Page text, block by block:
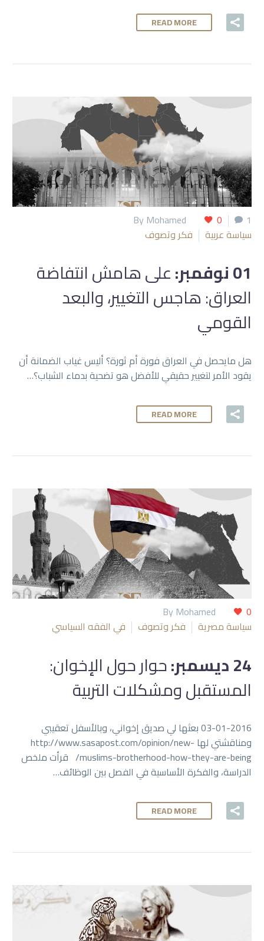
READ MORE
1
0
By Mohamed
سياسة عربية
فكر وتصوف
01 نوفمبر:
على هامش انتفاضة
العراق: هاجس التغيير، والبعد
القومي
هل مايحصل في العراق فورة أم ثورة؟ أليس غياب الضمانة أن
يقود الأمر لتغيير حقيقي للأفضل هو تضحية بدماء الشباب؟…
READ MORE
0
By Mohamed
سياسة مصرية
فكر وتصوف في الفقه السياسي
24 ديسمبر:
حوار حول الإخوان:
المستقبل ومشكلات التربية
03-01-2016 بعثها لي صديق إخواني، وبالأسفل تعقيبي
ومناقشتي لها http://www.sasapost.com/opinion/new-
muslims-brotherhood-how-they-are-being/ قرأت ملخص
الدراسة، والفكرة الأساسية في الفصل بين الوظائف…
READ MORE